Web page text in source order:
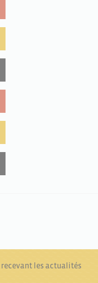
recevant les actualités